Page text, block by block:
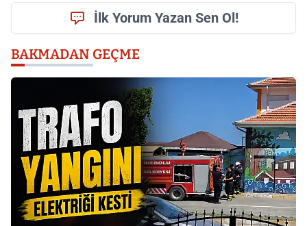
İlk Yorum Yazan Sen Ol!
BAKMADAN GEÇME